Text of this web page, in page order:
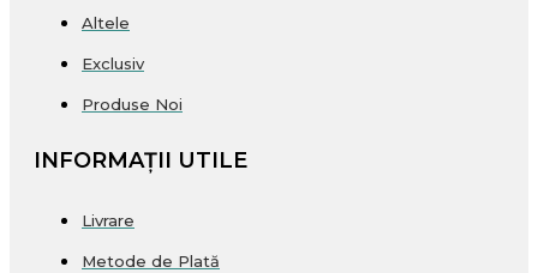
Altele
Exclusiv
Produse Noi
INFORMAȚII UTILE
Livrare
Metode de Plată